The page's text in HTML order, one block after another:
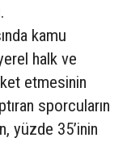
kamu
halk ve
etmesinin
sporcuların
yüzde 35’inin